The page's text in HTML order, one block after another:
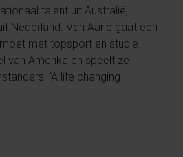
talent uit Australië,
Nederland. Van Aarle gaat een
met topsport en studie.
van Amerika en speelt ze
‘A life changing